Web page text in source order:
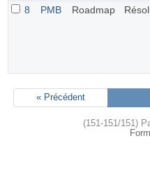
8
PMB Roadmap
« Précédent
(151-151/151)